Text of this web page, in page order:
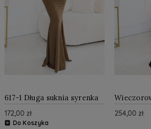
617-1 Długa suknia syrenka
z czarną koronką i
siateczką - MOCHA
MOUSSE
172,00 zł
Do Koszyka
suknia
długim
254,00 zł